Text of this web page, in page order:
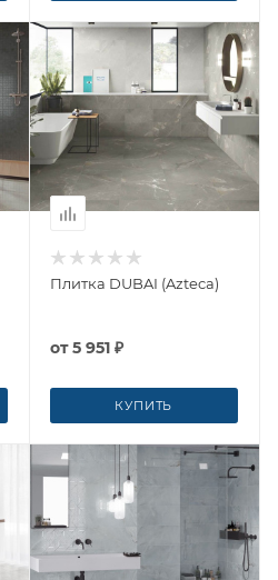
Плитка DUBAI (Azteca)
от5 951 ₽
КУПИТЬ